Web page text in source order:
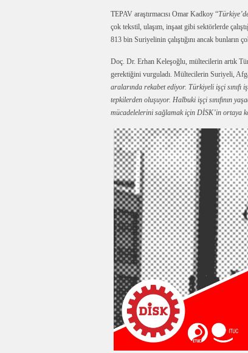
TEPAV araştırmacısı Omar Kadkoy “
çok tekstil, ulaşım, inşaat gibi sektörlerde
813 bin Suriyelinin çalıştığını ancak bunların
Doç. Dr. Erhan Keleşoğlu, mültecilerin artık
gerektiğini vurguladı. Mültecilerin Suriyeli,
aralarında rekabet ediyor. Türkiyeli işçi sınıfı
tepkilerden oluşuyor. Halbuki işçi sınıfının
mücadelelerini sağlamak için DİSK’in ortaya